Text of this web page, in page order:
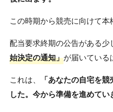
この時期から競売に向けて本
配当要求終期の公告がある少
始決定の通知」が届いている
これは、
「あなたの自宅を
した。今から準備を進めてい